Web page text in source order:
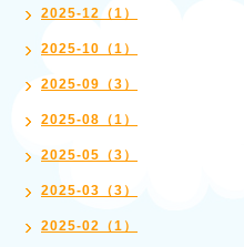
2025-12（1）
2025-10（1）
2025-09（3）
2025-08（1）
2025-05（3）
2025-03（3）
2025-02（1）